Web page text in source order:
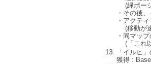
(緑ポー
・その後
・アクテ
(移動が
・同マッ
(「これ以
「イルヒ
獲得 :